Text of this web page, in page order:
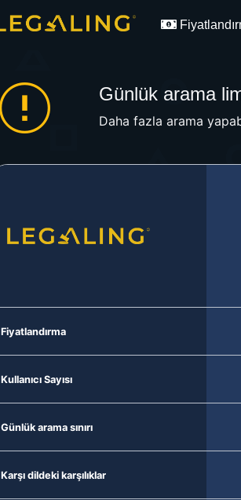
Günlük arama
Daha fazla arama
Fiyatlandırma
Kullanıcı Sayısı
Günlük arama sınırı
Karşı dildeki karşılıklar